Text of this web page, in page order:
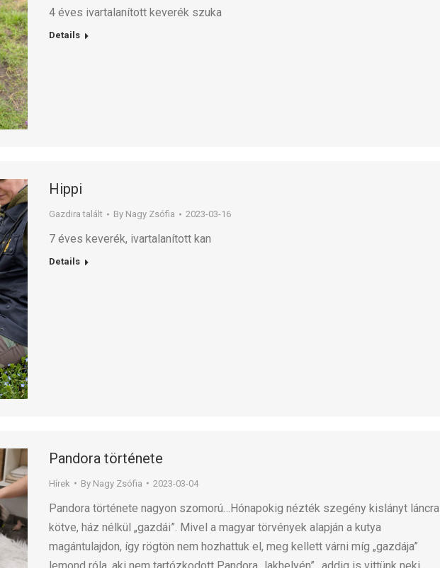
4 éves ivartalanított keverék szuka
Details
Hippi
Gazdira talált By Nagy Zsófia 2023-03-16
7 éves keverék, ivartalanított kan
Details
Pandora története
Hírek By Nagy Zsófia 2023-03-04
Pandora története nagyon szomorú…Hónapokig nézték szegény kislányt láncra
kötve, ház nélkül „gazdái”. Mivel a magyar törvények alapján a kutya
magántulajdon, így rögtön nem hozhattuk el, meg kellett várni míg „gazdája”